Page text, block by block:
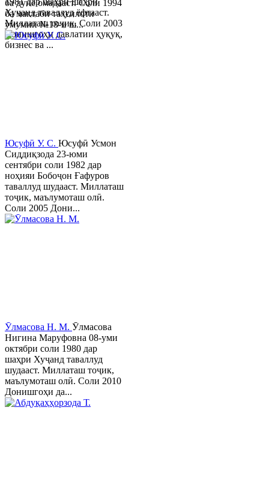
Хуҷанд таваллуд ёфтааст.
Миллаташ тоҷик. Соли 2003
Донишгоҳи давлатии ҳуқуқ,
бизнес ва ...
ба дунё омадааст. Соли 1994
ба мактаби таҳсилоти
умумии №18-и ш...
Юсуфӣ У. C. Юсуфӣ Усмон
Сиддиқзода 23-юми
сентябри соли 1982 дар
ноҳияи Бобоҷон Ғафуров
таваллуд шудааст. Миллаташ
тоҷик, маълумоташ олӣ.
Соли 2005 Дони...
Ӯлмасова Н. М. Ӯлмасова
Нигина Маруфовна 08-уми
октябри соли 1980 дар
шаҳри Хуҷанд таваллуд
шудааст. Миллаташ тоҷик,
маълумоташ олӣ. Соли 2010
Донишгоҳи да...